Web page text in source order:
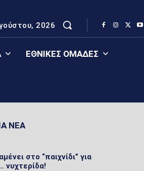
2026
ΕΘΝΙΚΈΣ ΟΜΆΔΕΣ
ΝΕΑ
στο “παιχνίδι” για
νυχτερίδα!